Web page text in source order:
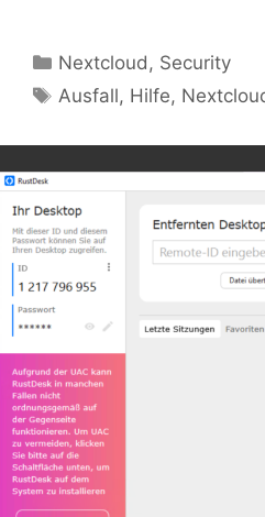
Kategorien
Nextcloud , Security
Schlagwörter
Ausfall, Hilfe,